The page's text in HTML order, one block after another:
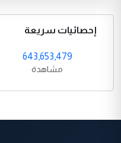
إحصائيات سريعة
643,653,479
مشاهدة